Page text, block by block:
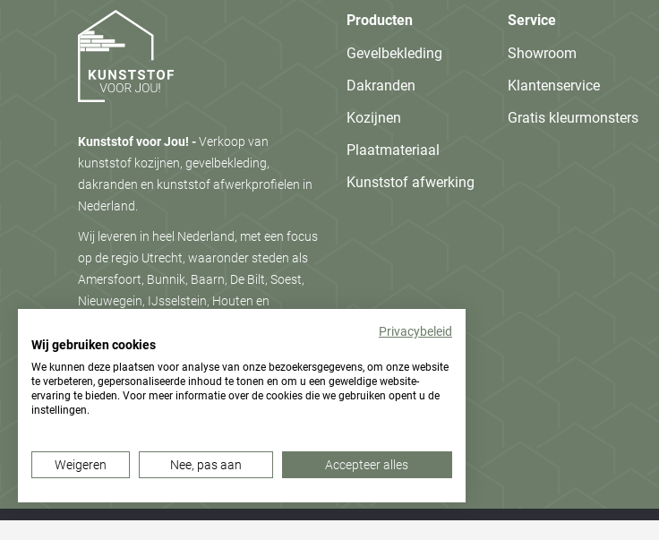
Kunststof voor Jou! -Verkoop van
kunststof kozijnen, gevelbekleding,
dakranden en kunststof afwerkprofielen in
Nederland.
Wij leveren in heel Nederland, met een focus
op de regio Utrecht, waaronder steden als
Amersfoort, Bunnik, Baarn, De Bilt, Soest,
Nieuwegein, IJsselstein, Houten en
We werken samen met vaste partners die
het werk graag voor jou uit handen nemen.
Montage met vakmanschap!
Producten
Gevelbekleding
Dakranden
Kozijnen
Plaatmateriaal
Kunststof afwerking
Service
Showroom
Klantenservice
Gratis kleurmonsters
Privacybeleid
Wij gebruiken cookies
We kunnen deze plaatsen voor analyse van onze bezoekersgegevens, om onze website
te verbeteren, gepersonaliseerde inhoud te tonen en om u een geweldige website-
ervaring te bieden. Voor meer informatie over de cookies die we gebruiken opent u de
instellingen.
Weigeren Nee, pas aan Accepteer alles